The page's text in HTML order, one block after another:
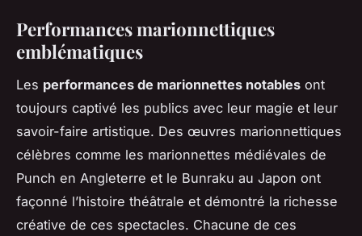
Performances marionnettiques
emblématiques
Les performances de marionnettes notables ont
toujours captivé les publics avec leur magie et leur
savoir-faire artistique. Des œuvres marionnettiques
célèbres comme les marionnettes médiévales de
Punch en Angleterre et le Bunraku au Japon ont
façonné l’histoire théâtrale et démontré la richesse
créative de ces spectacles. Chacune de ces